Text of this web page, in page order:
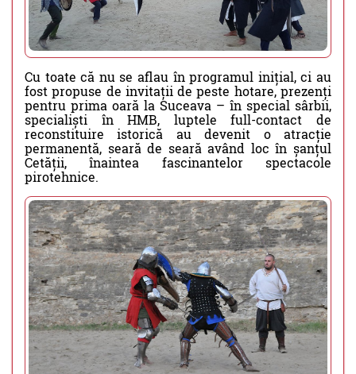
Cu toate că nu se aflau în programul inițial, ci au
fost propuse de invitații de peste hotare, prezenți
pentru prima oară la Suceava – în special sârbii,
specialiști în HMB, luptele full-contact de
reconstituire istorică au devenit o atracție
permanentă, seară de seară având loc în șanțul
Cetății, înaintea fascinantelor spectacole
pirotehnice.